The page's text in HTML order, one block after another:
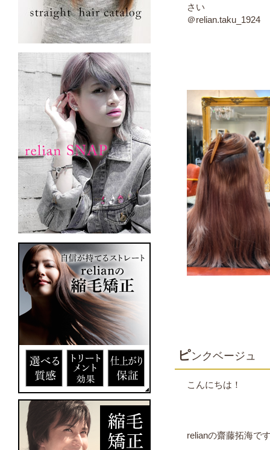
さい
＠relian.taku_1924
ピンクベージュ
こんにちは！
relianの齋藤拓海で